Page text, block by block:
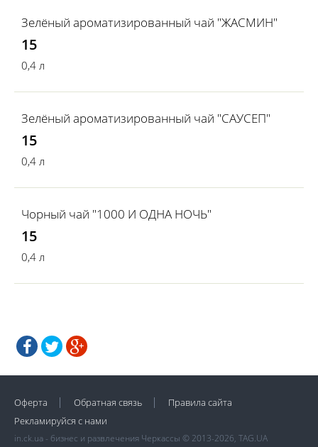
Зелёный ароматизированный чай "ЖАСМИН"
15
0,4 л
Зелёный ароматизированный чай "САУСЕП"
15
0,4 л
Чорный чай "1000 И ОДНА НОЧЬ"
15
0,4 л
Оферта Обратная связь
Правила сайта
Рекламируйся с нами
in.ck.ua - бизнес и развлечения Черкассы © 2013-2026, TAG.UA